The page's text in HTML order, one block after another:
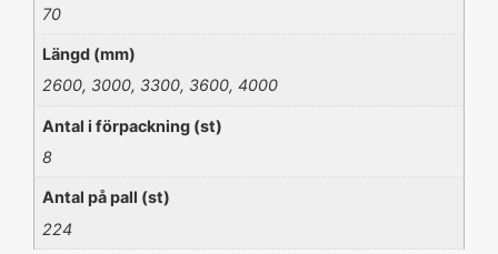
70
Längd (mm)
2600, 3000, 3300, 3600, 4000
Antal i förpackning (st)
8
Antal på pall (st)
224